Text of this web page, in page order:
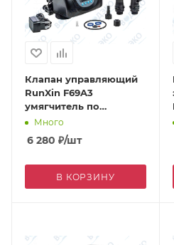
Клапан управляющий
RunXin F69A3
умягчитель по
счетчику 2 м3/ч
(противоток)
Много
6 280 ₽/шт
В КОРЗИНУ